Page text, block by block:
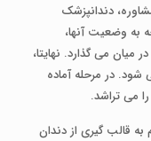
دندانپزشک
به وضعیت آنها،
میان می گذارد. نهایتا،
شود. در مرحله آماده
می تراشد.
قالب گیری از دندان